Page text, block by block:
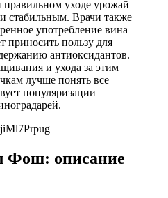
уходе урожай
стабильным. Врачи также
употребление вина
пользу для
антиоксидантов.
и ухода за этим
лучше понять все
популяризации
Фош: описание